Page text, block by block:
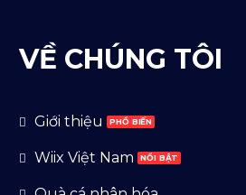
VỀ CHÚNG TÔI
Giới thiệu
Wiix Việt Nam